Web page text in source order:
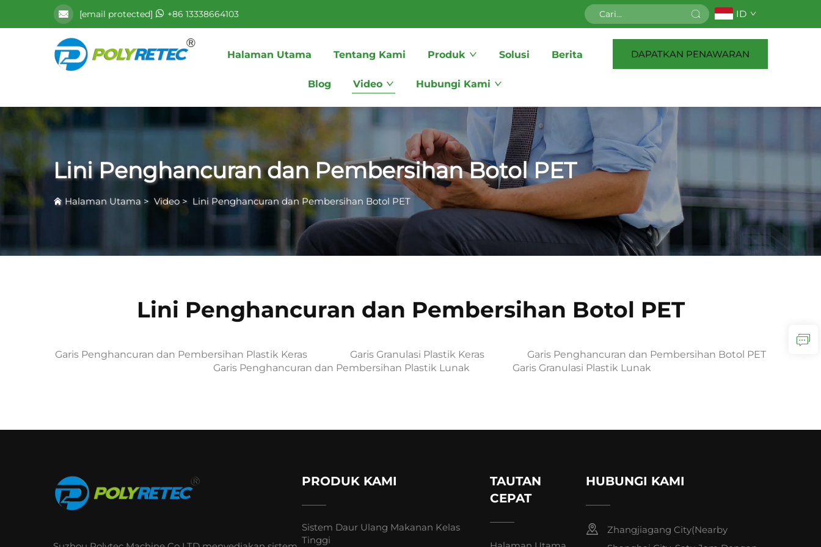
[email protected] +86 13338664103 ID
Halaman Utama Tentang Kami Produk Solusi Berita
Blog Video Hubungi Kami
DAPATKAN PENAWARAN
Lini Penghancuran dan Pembersihan Botol PET
Halaman Utama > Video > Lini Penghancuran dan Pembersihan Botol PET
Lini Penghancuran dan Pembersihan Botol PET
Garis Penghancuran dan Pembersihan Plastik Keras Garis Granulasi Plastik Keras
Garis Penghancuran dan Pembersihan Botol PET
Garis Penghancuran dan Pembersihan Plastik Lunak
Garis Granulasi Plastik Lunak
PRODUK KAMI
Sistem Daur Ulang Makanan Kelas
Tinggi
TAUTAN
CEPAT
HUBUNGI KAMI
Zhangjiagang City(Nearby